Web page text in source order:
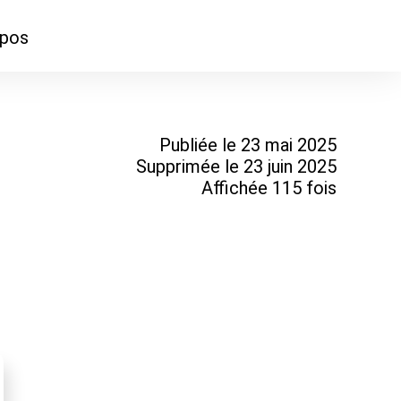
Publiée le 23 mai 2025
Supprimée le 23 juin 2025
Affichée 115 fois